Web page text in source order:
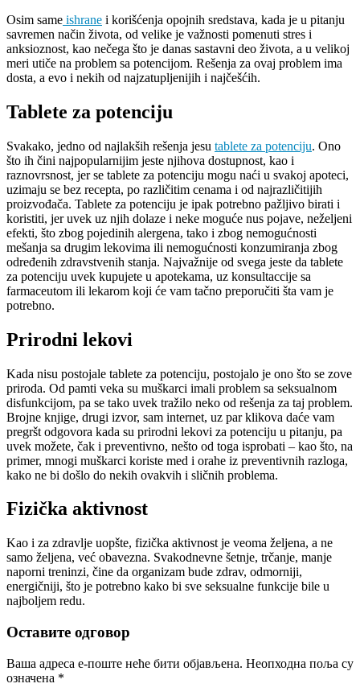
Osim same ishrane i korišćenja opojnih sredstava, kada je u pitanju
savremen način života, od velike je važnosti pomenuti stres i
anksioznost, kao nečega što je danas sastavni deo života, a u velikoj
meri utiče na problem sa potencijom. Rešenja za ovaj problem ima
dosta, a evo i nekih od najzatupljenijih i najčešćih.
Tablete za potenciju
Svakako, jedno od najlakših rešenja jesu tablete za potenciju. Ono
što ih čini najpopularnijim jeste njihova dostupnost, kao i
raznovrsnost, jer se tablete za potenciju mogu naći u svakoj apoteci,
uzimaju se bez recepta, po različitim cenama i od najrazličitijih
proizvođača. Tablete za potenciju je ipak potrebno pažljivo birati i
koristiti, jer uvek uz njih dolaze i neke moguće nus pojave, neželjeni
efekti, što zbog pojedinih alergena, tako i zbog nemogućnosti
mešanja sa drugim lekovima ili nemogućnosti konzumiranja zbog
određenih zdravstvenih stanja. Najvažnije od svega jeste da tablete
za potenciju uvek kupujete u apotekama, uz konsultaccije sa
farmaceutom ili lekarom koji će vam tačno preporučiti šta vam je
potrebno.
Prirodni lekovi
Kada nisu postojale tablete za potenciju, postojalo je ono što se zove
priroda. Od pamti veka su muškarci imali problem sa seksualnom
disfunkcijom, pa se tako uvek tražilo neko od rešenja za taj problem.
Brojne knjige, drugi izvor, sam internet, uz par klikova daće vam
pregršt odgovora kada su prirodni lekovi za potenciju u pitanju, pa
uvek možete, čak i preventivno, nešto od toga isprobati – kao što, na
primer, mnogi muškarci koriste med i orahe iz preventivnih razloga,
kako ne bi došlo do nekih ovakvih i sličnih problema.
Fizička aktivnost
Kao i za zdravlje uopšte, fizička aktivnost je veoma željena, a ne
samo željena, već obavezna. Svakodnevne šetnje, trčanje, manje
naporni treninzi, čine da organizam bude zdrav, odmorniji,
energičniji, što je potrebno kako bi sve seksualne funkcije bile u
najboljem redu.
Оставите одговор
Ваша адреса е-поште неће бити објављена. Неопходна поља су
означена *